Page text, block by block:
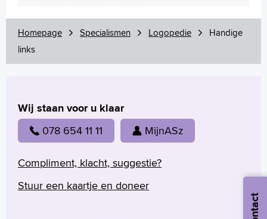
Homepage Specialismen Logopedie
Handige
links
Wij staan voor u klaar
078 654 11 11 MijnASz
Compliment, klacht, suggestie?
Stuur een kaartje en doneer